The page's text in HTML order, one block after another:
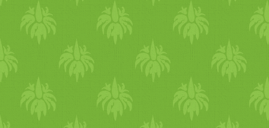
többi fűszerrel együtt
kávédarálóba tesszük, és
finom porrá őröljük.
Legvégül belereszeljük a